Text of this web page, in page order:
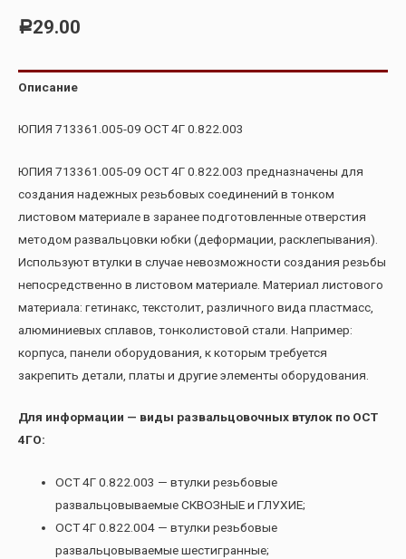
Р29.00
Описание
ЮПИЯ 713361.005-09 ОСТ 4Г 0.822.003
ЮПИЯ 713361.005-09 ОСТ 4Г 0.822.003 предназначены для
создания надежных резьбовых соединений в тонком
листовом материале в заранее подготовленные отверстия
методом развальцовки юбки (деформации, расклепывания).
Используют втулки в случае невозможности создания резьбы
непосредственно в листовом материале. Материал листового
материала: гетинакс, текстолит, различного вида пластмасс,
алюминиевых сплавов, тонколистовой стали. Например:
корпуса, панели оборудования, к которым требуется
закрепить детали, платы и другие элементы оборудования.
Для информации — виды развальцовочных втулок по ОСТ
4ГО:
ОСТ 4Г 0.822.003 — втулки резьбовые
развальцовываемые СКВОЗНЫЕ и ГЛУХИЕ;
ОСТ 4Г 0.822.004 — втулки резьбовые
развальцовываемые шестигранные;